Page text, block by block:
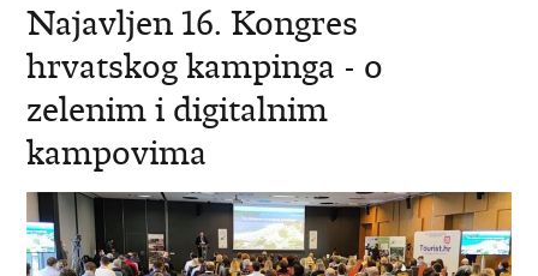
Najavljen 16. Kongres
hrvatskog kampinga - o
zelenim i digitalnim
kampovima